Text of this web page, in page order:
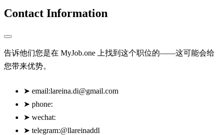
Contact Information
告诉他们您是在 MyJob.one 上找到这个职位的——这可能会给
您带来优势。
➤ email:lareina.di@gmail.com
➤ phone:
➤ wechat:
➤ telegram:@llareinaddl